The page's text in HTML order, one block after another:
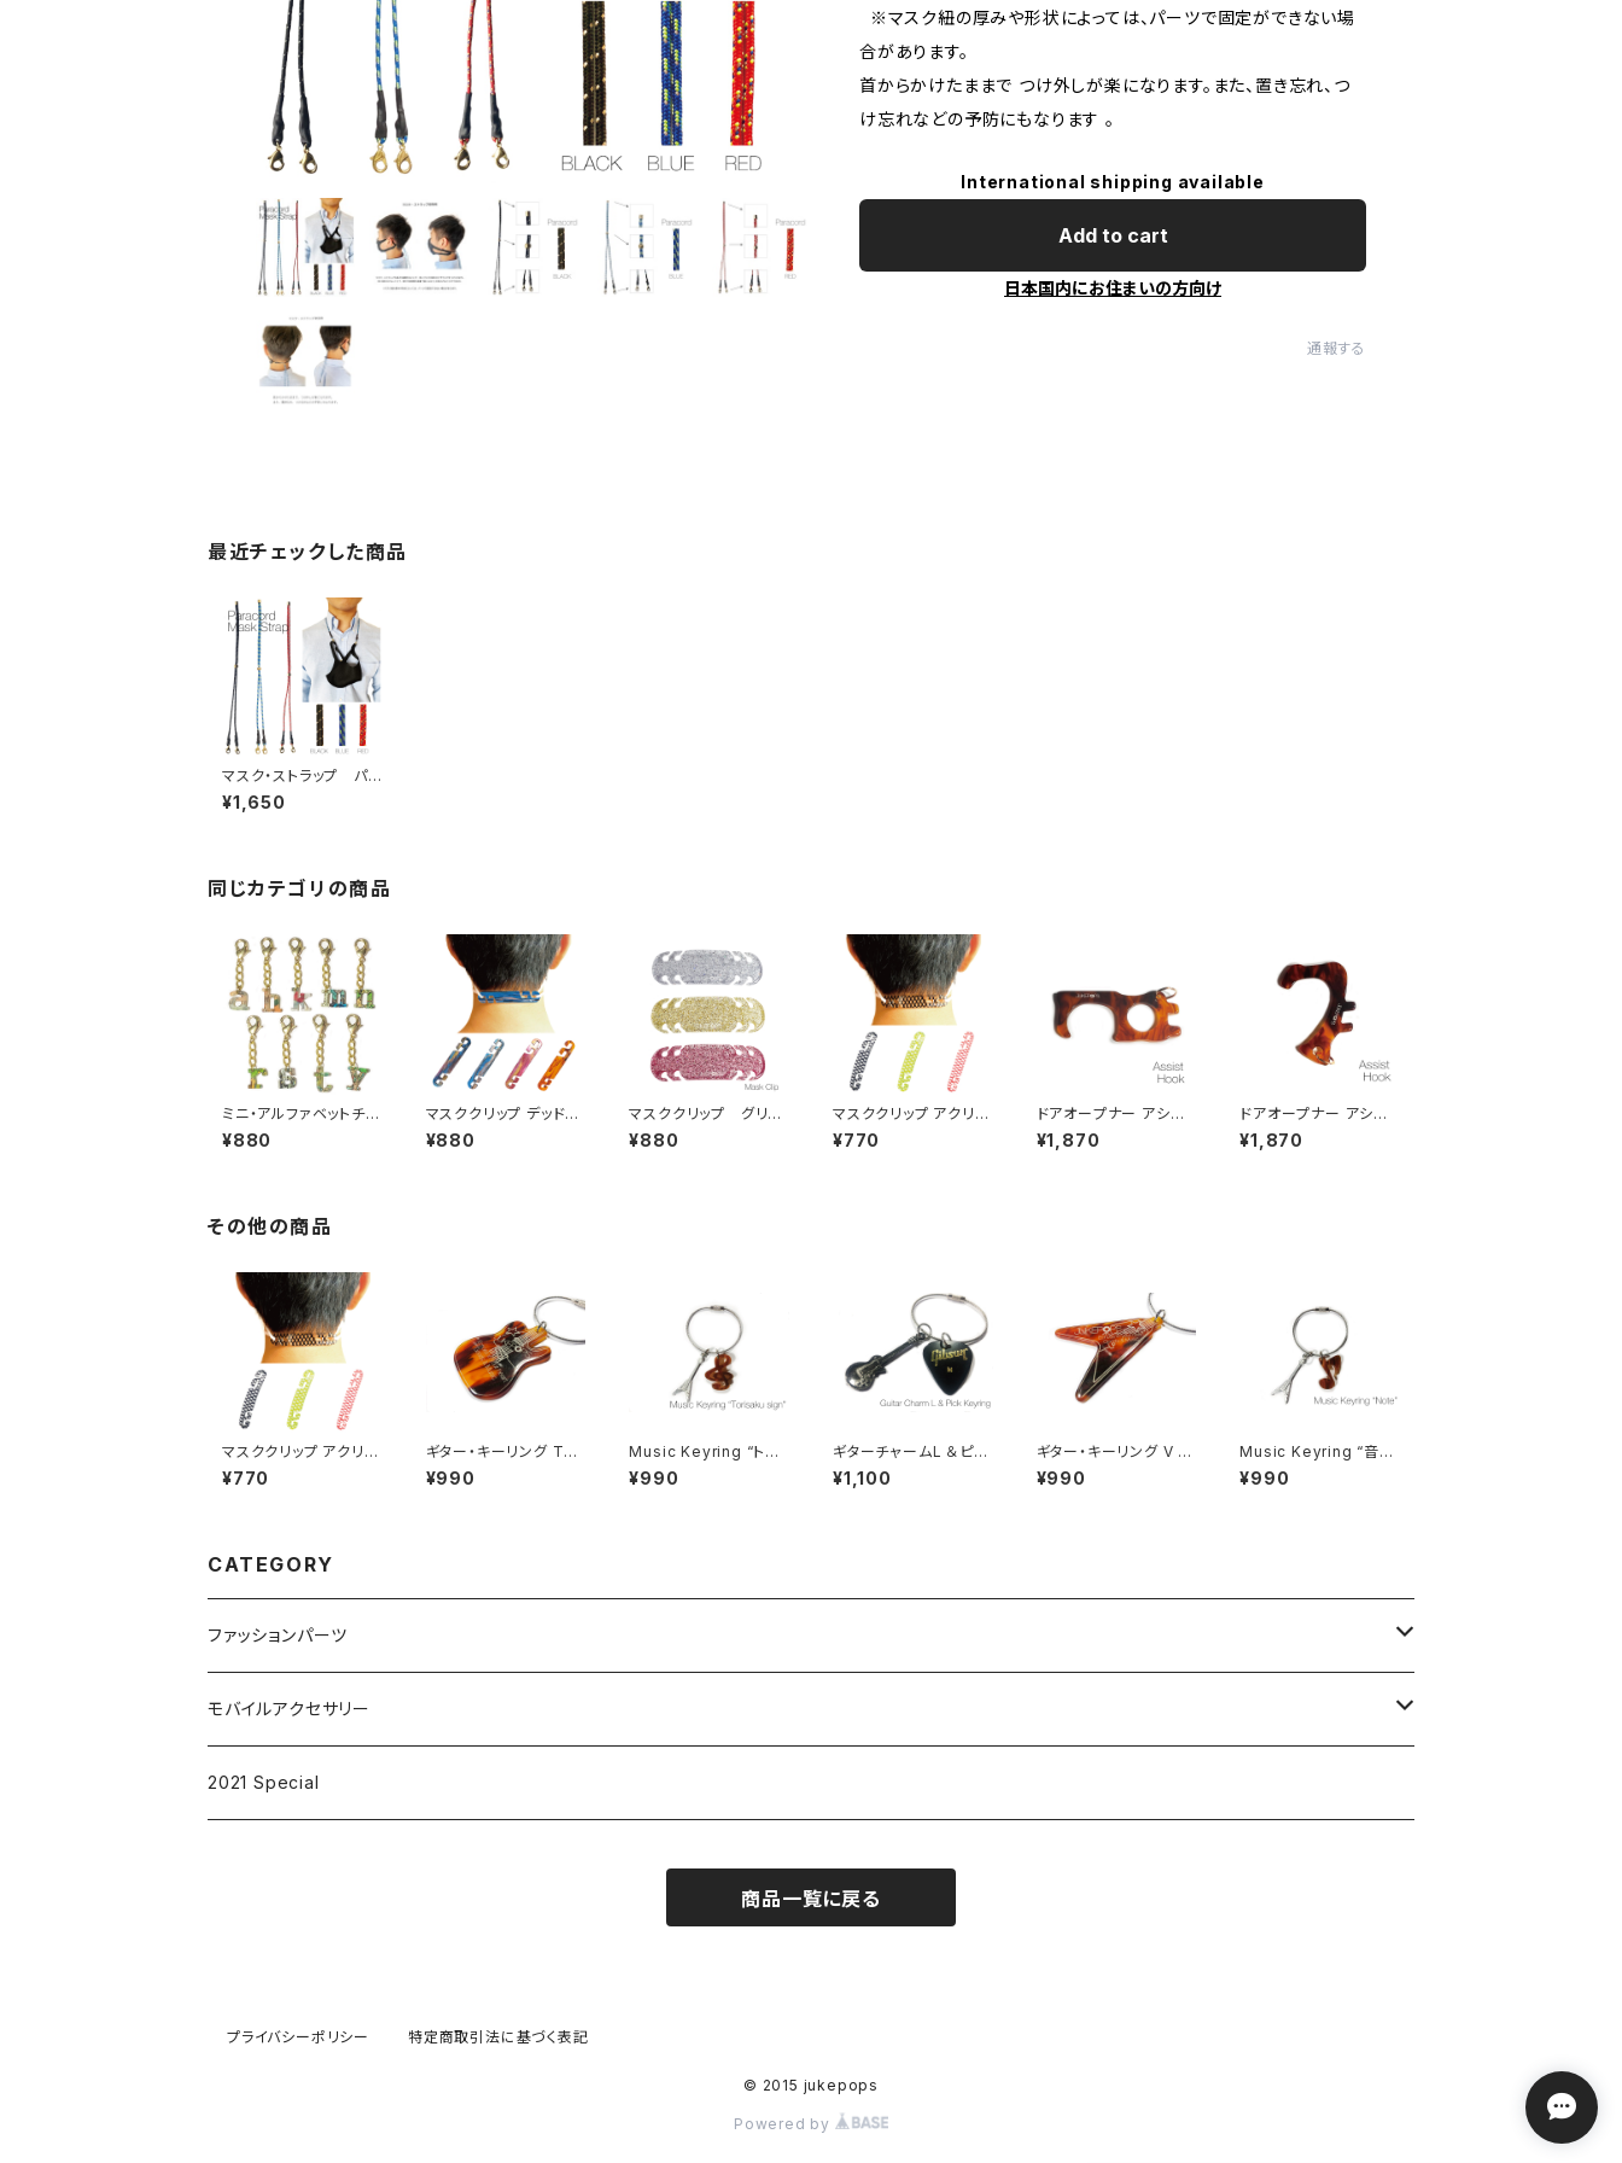
※マスク紐の厚みや形状によっては、パーツで固定ができない場
合があります。
首からかけたままで つけ外しが楽になります。また、置き忘れ、つ
け忘れなどの予防にもなります 。
International shipping available
Add to cart
日本国内にお住まいの方向け
通報する
最近チェックした商品
マスク・ストラップ パラ
コード
¥1,650
同じカテゴリの商品
ミニ・アルファベットチャ
ーム
¥880
マスククリップ デッドス
トックアクリル
¥880
マスククリップ グリッ
ター
¥880
マスククリップ アクリル
蛍光メッシュ
¥770
ドアオープナー アシスト
フック キーホルダー
¥1,870
ドアオープナー アシスト
フック キーホルダー７
¥1,870
その他の商品
マスククリップ アクリル
蛍光メッシュ
¥770
ギター・キーリング TL
ベッコウ
¥990
Music Keyring “ト音
記号”
¥990
ギターチャームL ＆ピッ
ク キーリング
¥1,100
ギター・キーリング V ベ
ッコウ
¥990
Music Keyring “音
符”
¥990
CATEGORY
ファッションパーツ
ピンズ
キーリング
モバイルアクセサリー
iPhoneケース
2021 Special
商品一覧に戻る
プライバシーポリシー 特定商取引法に基づく表記
© 2015 jukepops
Powered by